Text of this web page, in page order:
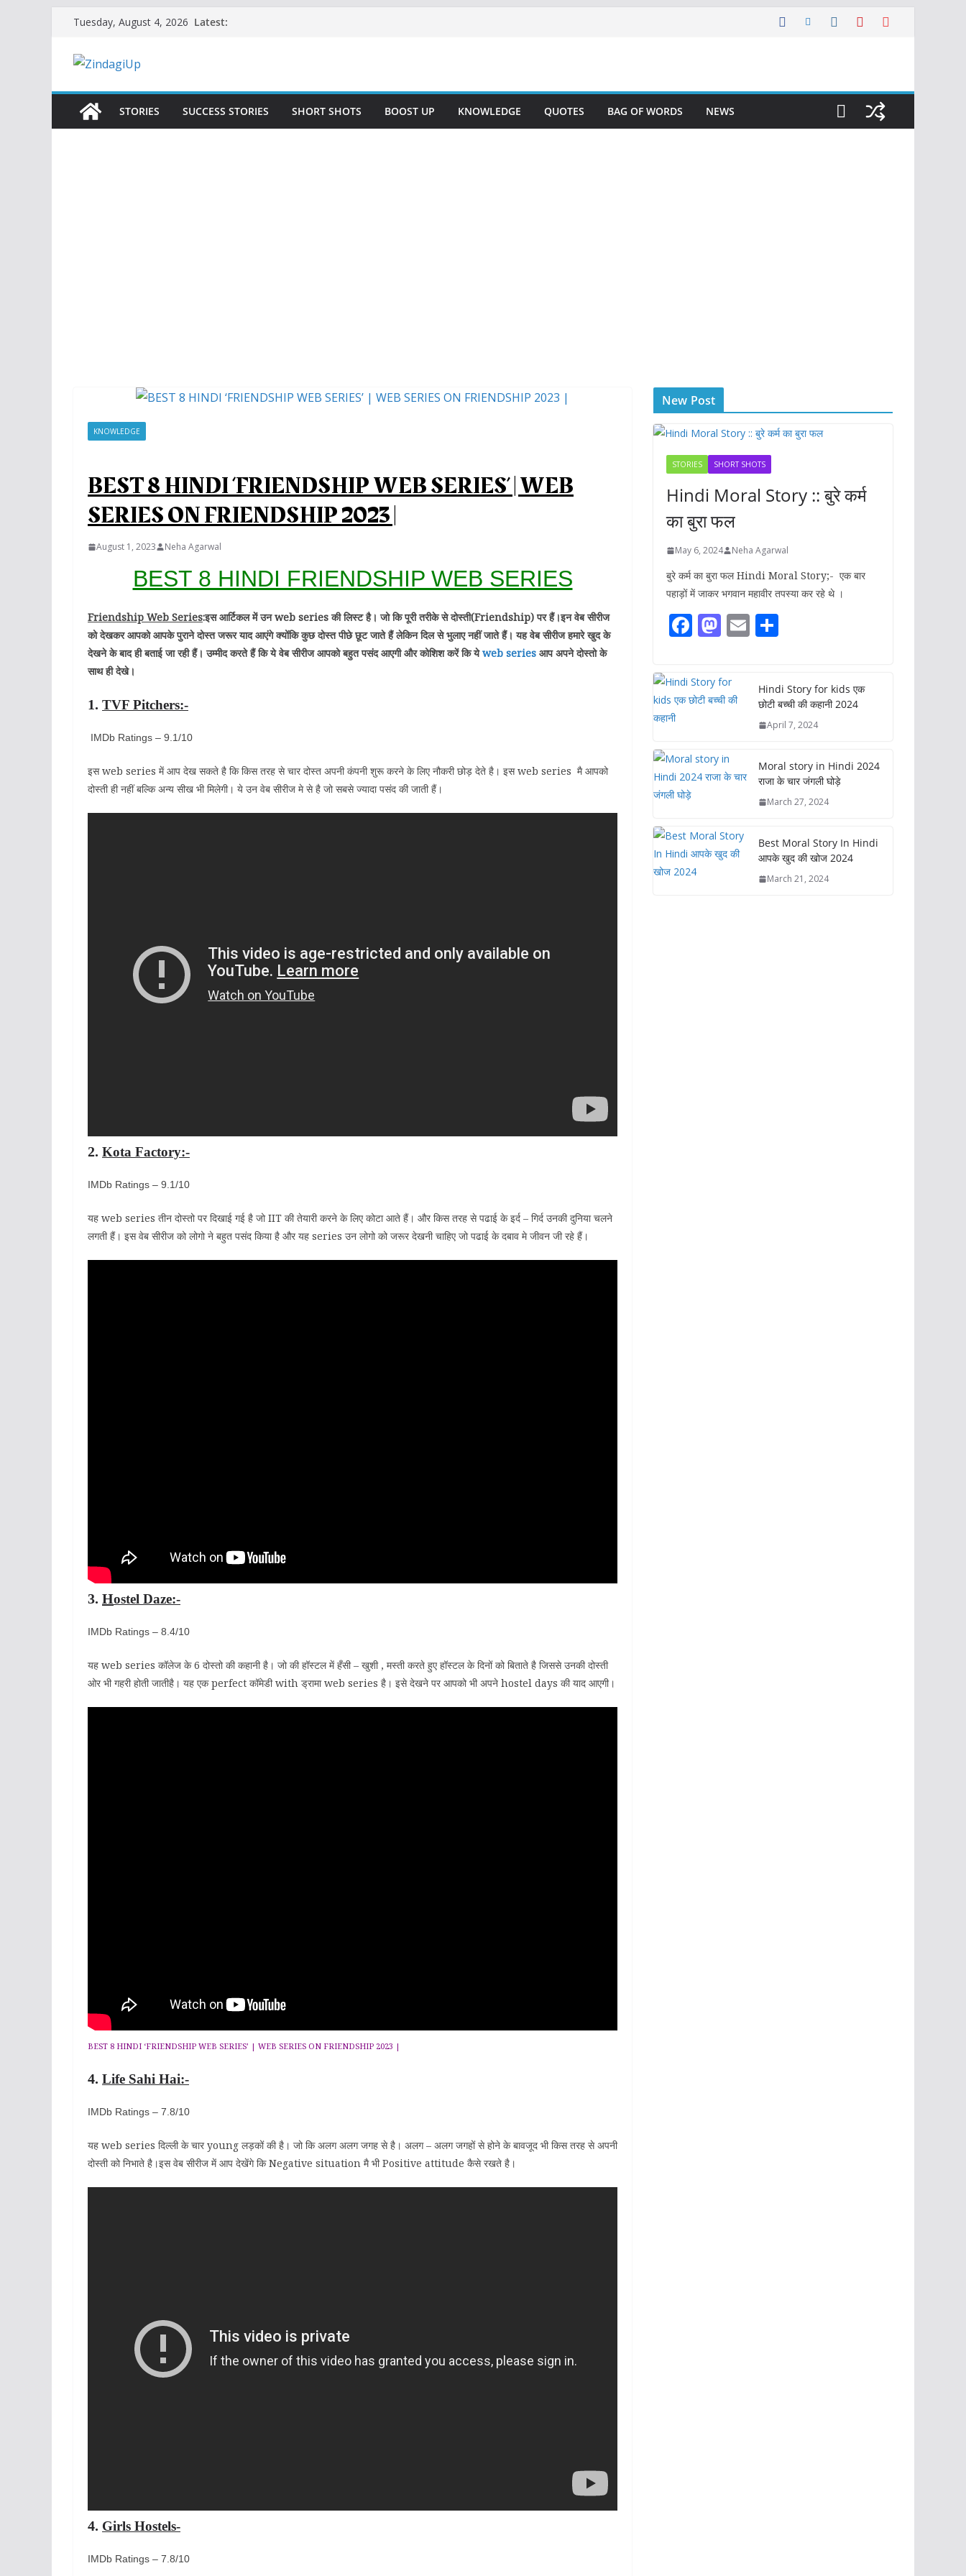
content
Tuesday, August 4, 2026 Latest:
STORIES SUCCESS STORIES SHORT SHOTS BOOST UP KNOWLEDGE QUOTES BAG OF WORDS NEWS
KNOWLEDGE
BEST 8 HINDI ‘FRIENDSHIP WEB SERIES’ | WEB
SERIES ON FRIENDSHIP 2023 |
August 1, 2023 Neha Agarwal
BEST 8 HINDI FRIENDSHIP WEB SERIES
Friendship Web Series:इस आर्टिकल में उन web series की लिस्ट है। जो कि पूरी तरीके से दोस्ती(Friendship) पर हैं।इन वेब सीरीज
को देखकर आपको आपके पुराने दोस्त जरूर याद आएंगे क्योंकि कुछ दोस्त पीछे छूट जाते हैं लेकिन दिल से भुलाए नहीं जाते हैं। यह वेब सीरीज हमारे खुद के
देखने के बाद ही बताई जा रही हैं। उम्मीद करते हैं कि ये वेब सीरीज आपको बहुत पसंद आएगी और कोशिश करें कि येweb series आप अपने दोस्तो के
साथ ही देखे।
1. TVF Pitchers:-
IMDb Ratings – 9.1/10
इस web series में आप देख सकते है कि किस तरह से चार दोस्त अपनी कंपनी शुरू करने के लिए नौकरी छोड़ देते है। इस web series मै आपको
दोस्ती ही नहीं बल्कि अन्य सीख भी मिलेगी। ये उन वेब सीरीज मे से है जो सबसे ज्यादा पसंद की जाती हैं।
2. Kota Factory:-
IMDb Ratings – 9.1/10
यह web series तीन दोस्तो पर दिखाई गई है जो IIT की तेयारी करने के लिए कोटा आते हैं। और किस तरह से पढाई के इर्द – गिर्द उनकी दुनिया चलने
लगती हैं। इस वेब सीरीज को लोगो ने बहुत पसंद किया है और यह series उन लोगो को जरूर देखनी चाहिए जो पढाई के दबाव मे जीवन जी रहे हैं।
3. Hostel Daze:-
IMDb Ratings – 8.4/10
यह web series कॉलेज के 6 दोस्तो की कहानी है। जो की हॉस्टल में हँसी – खुशी , मस्ती करते हुए हॉस्टल के दिनों को बिताते है जिससे उनकी दोस्ती
ओर भी गहरी होती जातीहै। यह एक perfect कॉमेडी with ड्रामा web series है। इसे देखने पर आपको भी अपने hostel days की याद आएगी।
BEST 8 HINDI ‘FRIENDSHIP WEB SERIES’ | WEB SERIES ON FRIENDSHIP 2023 |
4. Life Sahi Hai:-
IMDb Ratings – 7.8/10
यह web series दिल्ली के चार young लड़कों की है। जो कि अलग अलग जगह से है। अलग – अलग जगहों से होने के बावजूद भी किस तरह से अपनी
दोस्ती को निभाते है।इस वेब सीरीज में आप देखेंगे कि Negative situation मै भी Positive attitude कैसे रखते है।
4. Girls Hostels-
IMDb Ratings – 7.8/10
New Post
STORIES SHORT SHOTS
Hindi Moral Story :: बुरे कर्म
का बुरा फल
May 6, 2024 Neha Agarwal
बुरे कर्म का बुरा फल Hindi Moral Story;- एक बार
पहाड़ों में जाकर भगवान महावीर तपस्या कर रहे थे ।
F
e
b
k
M
to
d
E
e
Hindi Story for kids एक
छोटी बच्ची की कहानी 2024
April 7, 2024
Moral story in Hindi 2024
राजा के चार जंगली घोड़े
March 27, 2024
Best Moral Story In Hindi
आपके खुद की खोज 2024
March 21, 2024